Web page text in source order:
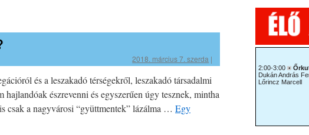
2018. március 7. szerda |
és a leszakadó térségekről, leszakadó társadalmi
észrevenni és egyszerűen úgy tesznek, mintha
csak a nagyvárosi “gyüttmentek” lázálma … Egy